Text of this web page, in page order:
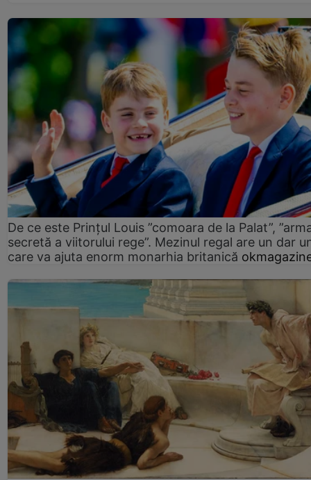
De ce este Prințul Louis ”comoara de la Palat”,
secretă a viitorului rege”. Mezinul regal are un dar
care va ajuta enorm monarhia britanică